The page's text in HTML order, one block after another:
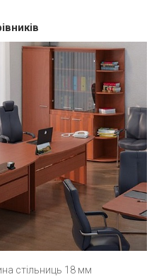
стільниць 18 мм